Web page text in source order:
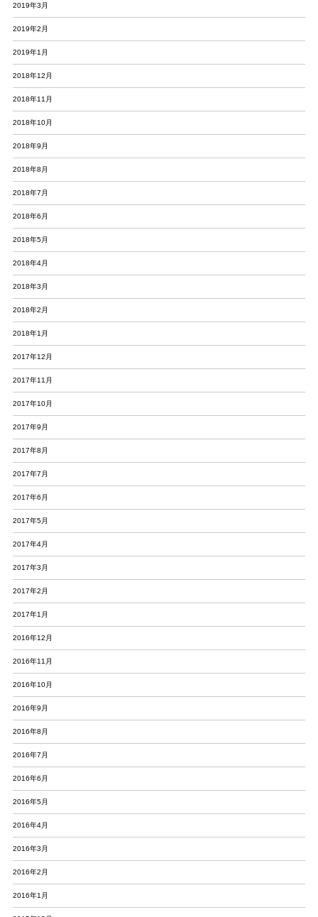
2019年3月
2019年2月
2019年1月
2018年12月
2018年11月
2018年10月
2018年9月
2018年8月
2018年7月
2018年6月
2018年5月
2018年4月
2018年3月
2018年2月
2018年1月
2017年12月
2017年11月
2017年10月
2017年9月
2017年8月
2017年7月
2017年6月
2017年5月
2017年4月
2017年3月
2017年2月
2017年1月
2016年12月
2016年11月
2016年10月
2016年9月
2016年8月
2016年7月
2016年6月
2016年5月
2016年4月
2016年3月
2016年2月
2016年1月